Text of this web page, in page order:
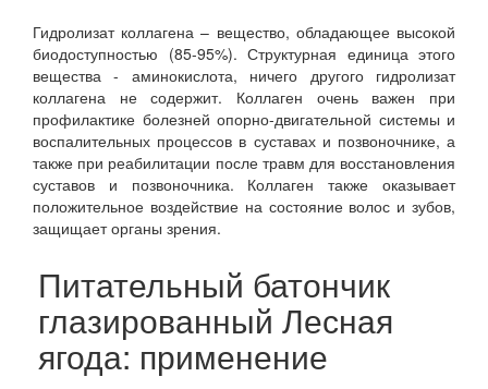
Гидролизат коллагена – вещество, обладающее высокой
биодоступностью (85-95%). Структурная единица этого
вещества - аминокислота, ничего другого гидролизат
коллагена не содержит. Коллаген очень важен при
профилактике болезней опорно-двигательной системы и
воспалительных процессов в суставах и позвоночнике, а
также при реабилитации после травм для восстановления
суставов и позвоночника. Коллаген также оказывает
положительное воздействие на состояние волос и зубов,
защищает органы зрения.
Питательный батончик
глазированный Лесная
ягода: применение